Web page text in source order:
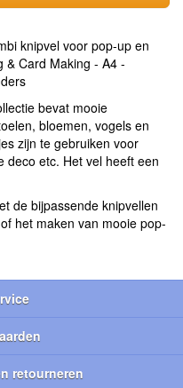
knipvel voor pop-up en
& Card Making - A4 -
bevat mooie
bloemen, vogels en
zijn te gebruiken voor
deco etc. Het vel heeft een
de bijpassende knipvellen
het maken van mooie pop-
retourneren